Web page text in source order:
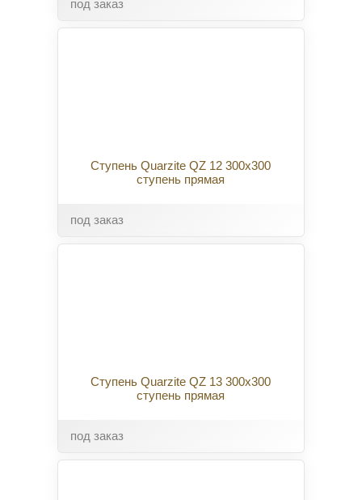
под заказ
Ступень Quarzite QZ 12 300x300
ступень прямая
под заказ
Ступень Quarzite QZ 13 300x300
ступень прямая
под заказ